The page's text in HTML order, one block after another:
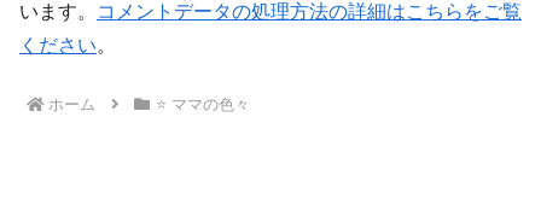
います。
コメントデータの処理方法の詳細はこちらをご覧
ください。
ホーム ⭐️ ママの色々